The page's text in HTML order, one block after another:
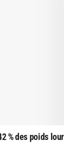
% des poids